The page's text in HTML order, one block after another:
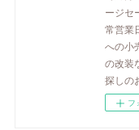
ージセ
常営業
への小
の改装
探しの
フ